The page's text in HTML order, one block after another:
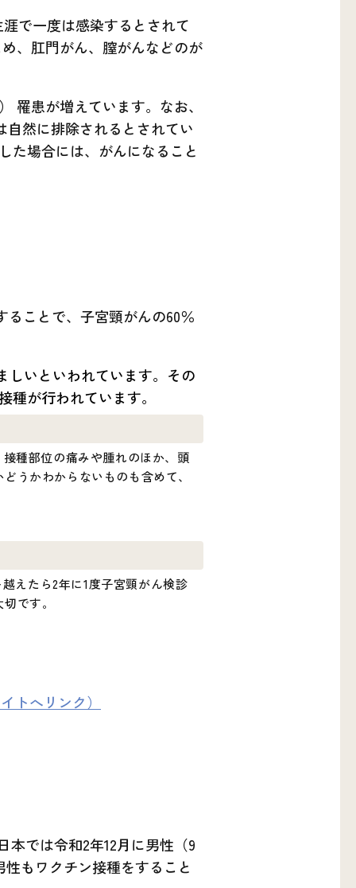
で一度は感染するとされて
、肛門がん、膣がんなどのが
罹患が増えています。なお、
然に排除されるとされてい
た場合には、がんになること
ることで、子宮頸がんの60％
しいといわれています。その
が行われています。
種部位の痛みや腫れのほか、頭
うかわからないものも含めて、
えたら2年に1度子宮頸がん検診
です。
トへリンク）
では令和2年12月に男性（9
もワクチン接種をすること